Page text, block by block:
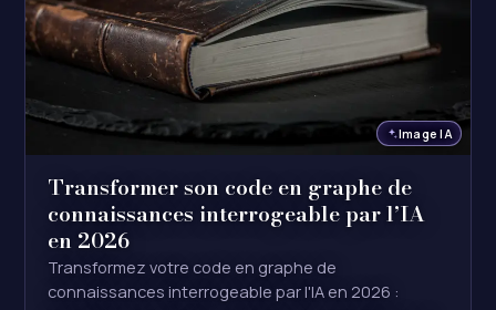
Image IA
Transformer son code en graphe de
connaissances interrogeable par l’IA
en 2026
Transformez votre code en graphe de
connaissances interrogeable par l'IA en 2026 :